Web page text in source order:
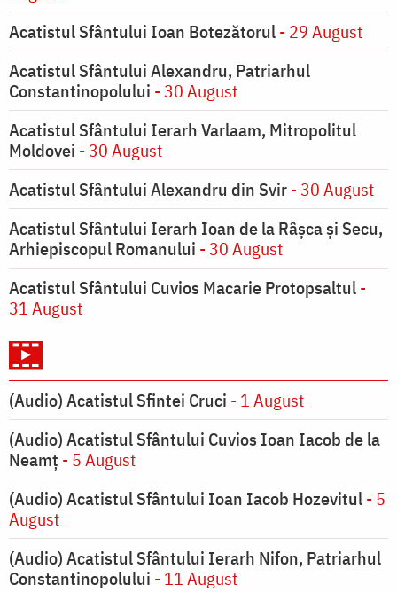
Acatistul Sfântului Ioan Botezătorul- 29 August
Acatistul Sfântului Alexandru, Patriarhul
Constantinopolului - 30 August
Acatistul Sfântului Ierarh Varlaam, Mitropolitul
Moldovei - 30 August
Acatistul Sfântului Alexandru din Svir- 30 August
Acatistul Sfântului Ierarh Ioan de la Râşca şi Secu,
Arhiepiscopul Romanului - 30 August
Acatistul Sfântului Cuvios Macarie Protopsaltul-
31 August
(Audio) Acatistul Sfintei Cruci - 1 August
(Audio) Acatistul Sfântului Cuvios Ioan Iacob de la
Neamț - 5 August
(Audio) Acatistul Sfântului Ioan Iacob Hozevitul- 5
August
(Audio) Acatistul Sfântului Ierarh Nifon, Patriarhul
Constantinopolului - 11 August